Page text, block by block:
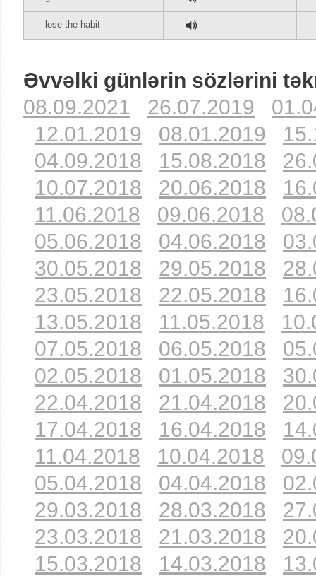
lose the habit
Əvvəlki günlərin sözlərini
08.09.2021
26.07.2019
12.01.2019
08.01.2019
04.09.2018
15.08.2018
10.07.2018
20.06.2018
11.06.2018
09.06.2018
05.06.2018
04.06.2018
30.05.2018
29.05.2018
23.05.2018
22.05.2018
13.05.2018
11.05.2018
07.05.2018
06.05.2018
02.05.2018
01.05.2018
22.04.2018
21.04.2018
17.04.2018
16.04.2018
11.04.2018
10.04.2018
05.04.2018
04.04.2018
29.03.2018
28.03.2018
23.03.2018
21.03.2018
15.03.2018
14.03.2018